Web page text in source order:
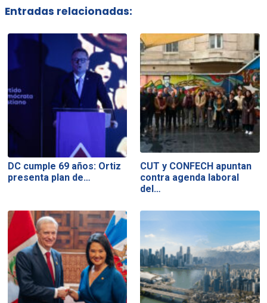
Entradas relacionadas:
DC cumple 69 años: Ortiz
presenta plan de…
CUT y CONFECH apuntan
contra agenda laboral
del…